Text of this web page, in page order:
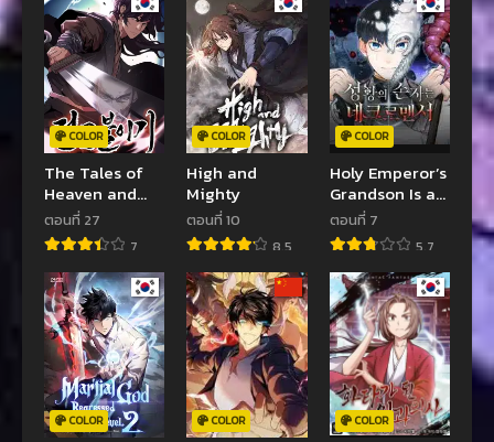
COLOR
The Tales of
Heaven and
Earth
ตอนที่ 27
7
COLOR
High and
Mighty
ตอนที่ 10
8.5
COLOR
Holy Emperor’s
Grandson Is a
Necromancer
ตอนที่ 7
5.7
COLOR COLOR COLOR